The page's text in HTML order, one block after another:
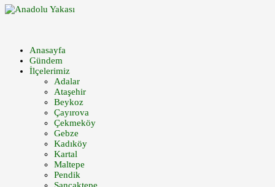
Anasayfa
Gündem
İlçelerimiz
Adalar
Ataşehir
Beykoz
Çayırova
Çekmeköy
Gebze
Kadıköy
Kartal
Maltepe
Pendik